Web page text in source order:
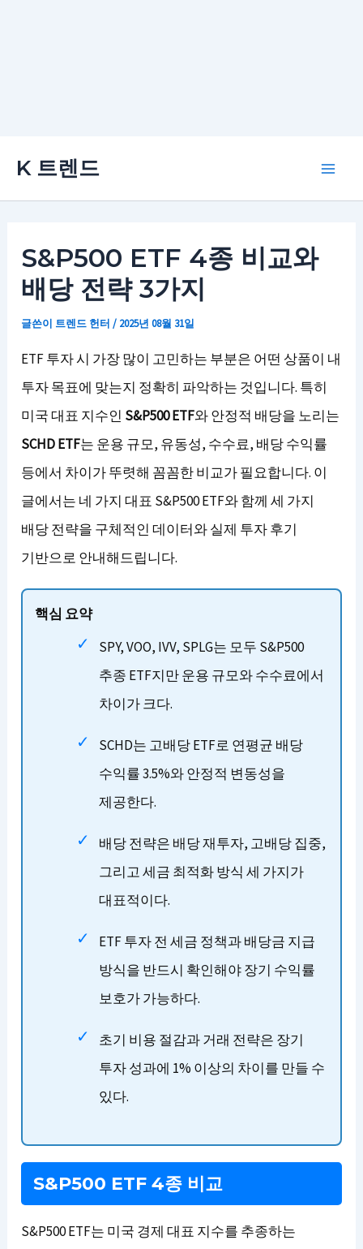
K 트렌드
S&P500 ETF 4종 비교와
배당 전략 3가지
글쓴이 트렌드 헌터/ 2025년 08월 31일
ETF 투자 시 가장 많이 고민하는 부분은 어떤 상품이 내
투자 목표에 맞는지 정확히 파악하는 것입니다. 특히
미국 대표 지수인 S&P500 ETF와 안정적 배당을 노리는
SCHD ETF는 운용 규모, 유동성, 수수료, 배당 수익률
등에서 차이가 뚜렷해 꼼꼼한 비교가 필요합니다. 이
글에서는 네 가지 대표 S&P500 ETF와 함께 세 가지
배당 전략을 구체적인 데이터와 실제 투자 후기
기반으로 안내해드립니다.
핵심 요약
SPY, VOO, IVV, SPLG는 모두 S&P500
추종 ETF지만 운용 규모와 수수료에서
차이가 크다.
SCHD는 고배당 ETF로 연평균 배당
수익률 3.5%와 안정적 변동성을
제공한다.
배당 전략은 배당 재투자, 고배당 집중,
그리고 세금 최적화 방식 세 가지가
대표적이다.
ETF 투자 전 세금 정책과 배당금 지급
방식을 반드시 확인해야 장기 수익률
보호가 가능하다.
초기 비용 절감과 거래 전략은 장기
투자 성과에 1% 이상의 차이를 만들 수
있다.
S&P500 ETF 4종 비교
S&P500 ETF는 미국 경제 대표 지수를 추종하는